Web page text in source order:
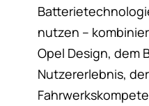
nutzen –
Opel Design, dem
Nutzererlebnis, der